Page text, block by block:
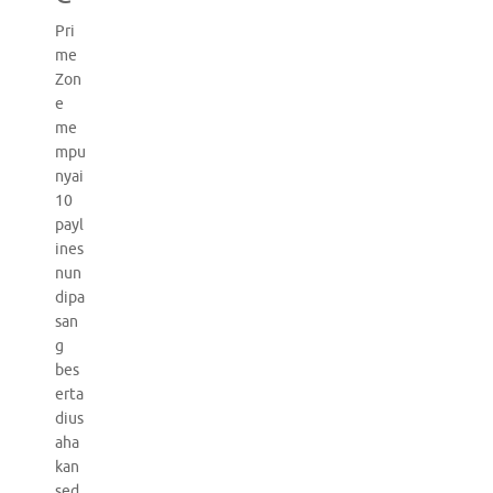
Pri
me
Zon
e
me
mpu
nyai
10
payl
ines
nun
dipa
san
g
bes
erta
dius
aha
kan